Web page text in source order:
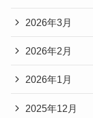
2026年3月
2026年2月
2026年1月
2025年12月